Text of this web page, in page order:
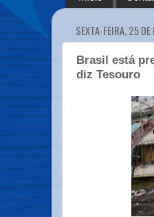
SEXTA-FEIRA, 25
Brasil está
diz Tesouro